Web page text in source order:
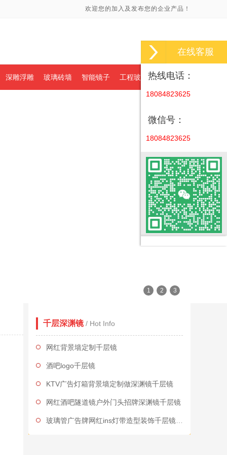
欢迎您的加入及发布您的企业产品！
深雕浮雕 玻璃砖墙 智能镜子 工程玻璃
1 2 3
千层深渊镜 / Hot Info
网红背景墙定制千层镜
酒吧logo千层镜
KTV广告灯箱背景墙定制做深渊镜千层镜
网红酒吧隧道镜户外门头招牌深渊镜千层镜
在线客服
热线电话：
18084823625
微信号：
18084823625